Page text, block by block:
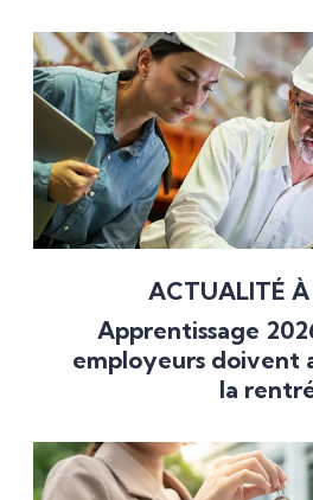
ACTUALITÉ À
Apprentissage
employeurs doivent
la